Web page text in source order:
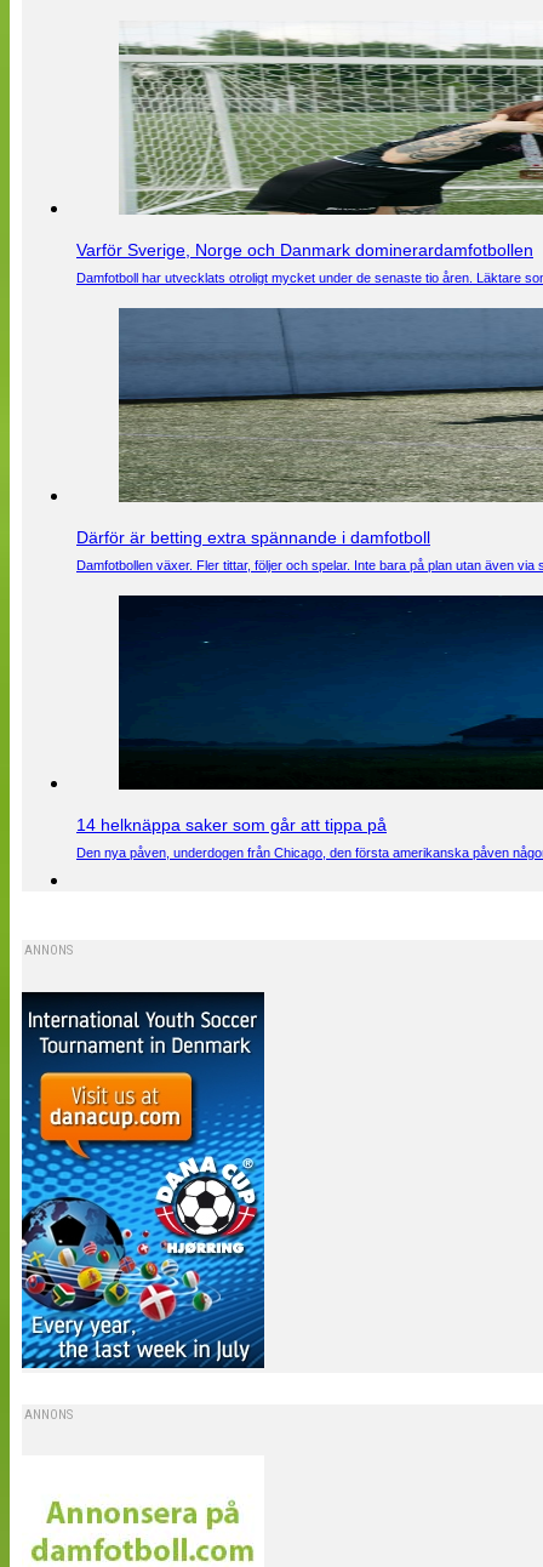
Varför Sverige, Norge och Danmark dominerardamfotbollen
Damfotboll har utvecklats otroligt mycket under de senaste tio åren. Läktare
Därför är betting extra spännande i damfotboll
Damfotbollen växer. Fler tittar, följer och spelar. Inte bara på plan utan även
14 helknäppa saker som går att tippa på
Den nya påven, underdogen från Chicago, den första amerikanska påven
ANNONS
ANNONS